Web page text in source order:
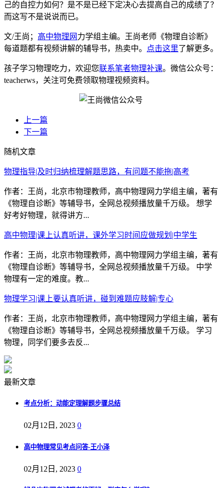
己的自控力如何？是不是已经下定决心去提高自己的成绩了？
而这写不是说说而已。
文/王尚； 高中物理网 力学组主编。王尚老师《物理自诊断》
每道题都有视频讲解的辅导书，热卖中。
点击这里了解更多。
孩子学习物理吃力，欢迎您联系笔者物理补课。微信公众号：
teacherws，关注可免费领取物理视频资料。
上一篇
下一篇
随机文章
物理指导|及时归纳梳理解题思路，有问题不能拖|高考
作者：王尚，北京市物理教师，高中物理网力学组主编，著有
《物理自诊断》等辅导书，全网总视频播放量千万级。 想学
好考好物理，就得讲方...
高中物理|课上认真听讲，课外学习时间应做规划|中学生
作者：王尚，北京市物理教师，高中物理网力学组主编，著有
《物理自诊断》等辅导书，全网总视频播放量千万级。 中学
物理有一定的难度。教...
物理学习|课上要认真听讲，碰到难题应肢解|专心
作者：王尚，北京市物理教师，高中物理网力学组主编，著有
《物理自诊断》等辅导书，全网总视频播放量千万级。 学习
物理，同学们要多去反...
最新文章
考点分析：动能定理解题步骤总结
02月12日, 2023 0
高中物理常见考点问答-王小泽
02月12日, 2023 0